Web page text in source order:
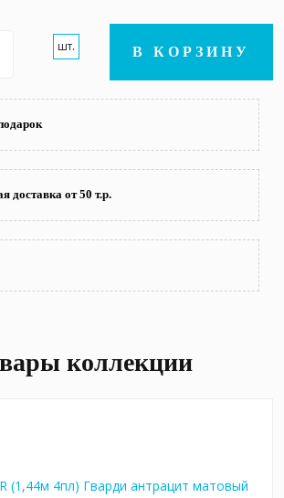
шт. В КОРЗИНУ
доставка от 50 т.р.
коллекции